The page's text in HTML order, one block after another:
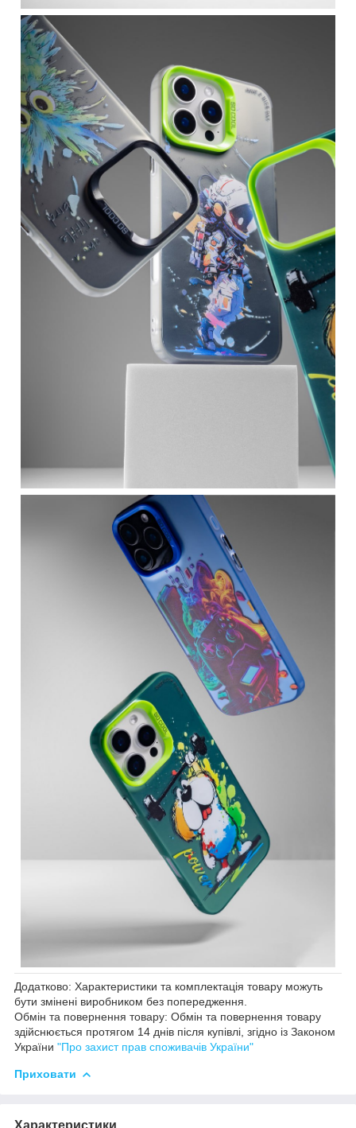
Додатково: Характеристики та комплектація товару можуть
бути змінені виробником без попередження.
Обмін та повернення товару: Обмін та повернення товару
здійснюється протягом 14 днів після купівлі, згідно із Законом
України "Про захист прав споживачів України"
Приховати
Характеристики